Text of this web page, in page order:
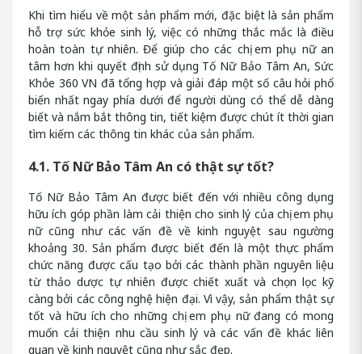
Khi tìm hiểu về một sản phẩm mới, đặc biệt là sản phẩm
hỗ trợ sức khỏe sinh lý, việc có những thắc mắc là điều
hoàn toàn tự nhiên. Để giúp cho các chị em phụ nữ an
tâm hơn khi quyết định sử dụng Tố Nữ Bảo Tâm An, Sức
Khỏe 360 VN đã tổng hợp và giải đáp một số câu hỏi phổ
biến nhất ngay phía dưới để người dùng có thể dễ dàng
biết và nắm bắt thông tin, tiết kiệm được chút ít thời gian
tìm kiếm các thông tin khác của sản phẩm.
4.1. Tố Nữ Bảo Tâm An có thật sự tốt?
Tố Nữ Bảo Tâm An được biết đến với nhiều công dụng
hữu ích góp phần làm cải thiện cho sinh lý của chị em phụ
nữ cũng như các vấn đề về kinh nguyệt sau ngường
khoảng 30. Sản phẩm được biết đến là một thực phẩm
chức năng được cấu tạo bởi các thành phần nguyên liệu
từ thảo dược tự nhiên được chiết xuất và chọn lọc kỹ
càng bởi các công nghệ hiện đại. Vì vậy, sản phẩm thật sự
tốt và hữu ích cho những chị em phụ nữ đang có mong
muốn cải thiện nhu cầu sinh lý và các vấn đề khác liên
quan về kinh nguyệt cũng như sắc đẹp.